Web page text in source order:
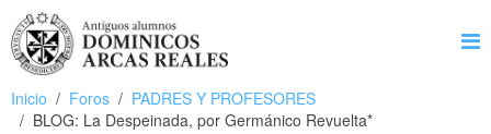
Inicio Foros
PADRES Y PROFESORES
BLOG: La Despeinada, por Germánico Revuelta*